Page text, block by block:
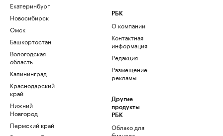
Екатеринбург
Новосибирск
Омск
Башкортостан
Вологодская
область
Калининград
Краснодарский
край
Нижний
Новгород
Пермский край
РБК
О компании
Контактная
информация
Редакция
Размещение
рекламы
Другие
продукты
РБК
Облако для